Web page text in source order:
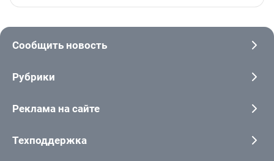
Сообщить новость
Рубрики
Реклама на сайте
Техподдержка